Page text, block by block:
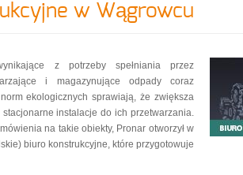
w Wągrowcu
z potrzeby spełniania przez
i magazynujące odpady coraz
ekologicznych sprawiają, że zwiększa
instalacje do ich przetwarzania.
na takie obiekty, Pronar otworzył w
biuro konstrukcyjne, które przygotowuje